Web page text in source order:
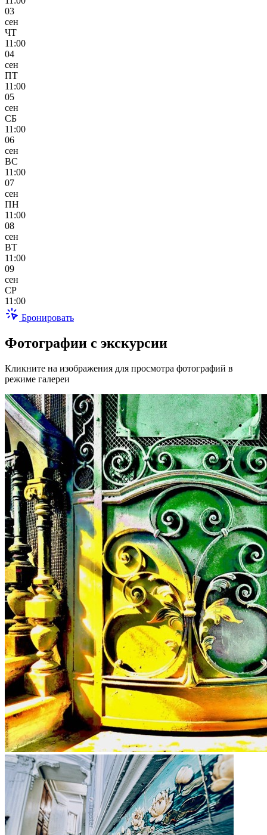
03
сен
ЧТ
11:00
04
сен
ПТ
11:00
05
сен
СБ
11:00
06
сен
ВС
11:00
07
сен
ПН
11:00
08
сен
ВТ
11:00
09
сен
СР
11:00
Бронировать
Фотографии с экскурсии
Кликните на изображения для просмотра фотографий в
режиме галереи